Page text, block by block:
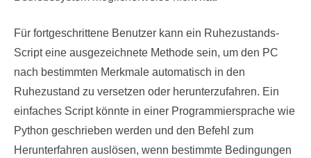
Für fortgeschrittene Benutzer kann ein Ruhezustands-
Script eine ausgezeichnete Methode sein, um den PC
nach bestimmten Merkmale automatisch in den
Ruhezustand zu versetzen oder herunterzufahren. Ein
einfaches Script könnte in einer Programmiersprache wie
Python geschrieben werden und den Befehl zum
Herunterfahren auslösen, wenn bestimmte Bedingungen